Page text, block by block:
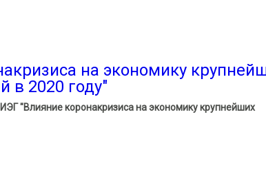
на экономику
в 2020 году"
"Влияние коронакризиса на экономику крупнейших